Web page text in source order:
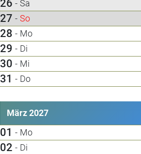
26 - Sa
27 - So
28 - Mo
29 - Di
30 - Mi
31 - Do
März 2027
01 - Mo
02 - Di